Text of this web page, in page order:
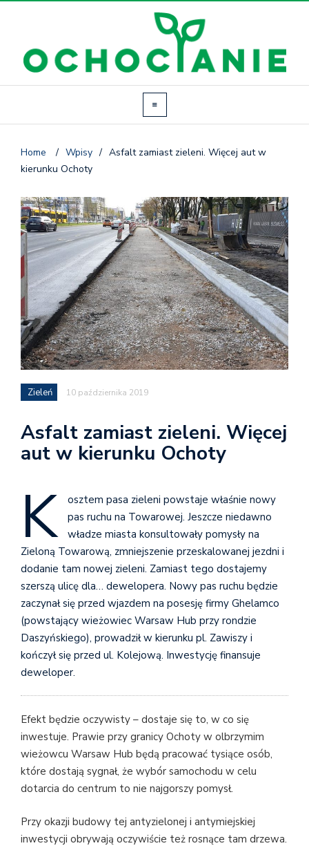
Home / Wpisy / Asfalt zamiast zieleni. Więcej aut w
kierunku Ochoty
Zieleń 10 października 2019
Asfalt zamiast zieleni. Więcej
aut w kierunku Ochoty
K
osztem pasa zieleni powstaje właśnie nowy
pas ruchu na Towarowej. Jeszcze niedawno
władze miasta konsultowały pomysły na
Zieloną Towarową, zmniejszenie przeskalowanej jezdni i
dodanie tam nowej zieleni. Zamiast tego dostajemy
szerszą ulicę dla… dewelopera. Nowy pas ruchu będzie
zaczynał się przed wjazdem na posesję firmy Ghelamco
(powstający wieżowiec Warsaw Hub przy rondzie
Daszyńskiego), prowadził w kierunku pl. Zawiszy i
kończył się przed ul. Kolejową. Inwestycję finansuje
deweloper.
Efekt będzie oczywisty – dostaje się to, w co się
inwestuje. Prawie przy granicy Ochoty w olbrzymim
wieżowcu Warsaw Hub będą pracować tysiące osób,
które dostają sygnał, że wybór samochodu w celu
dotarcia do centrum to nie najgorszy pomysł.
Przy okazji budowy tej antyzielonej i antymiejskiej
inwestycji obrywają oczywiście też rosnące tam drzewa.